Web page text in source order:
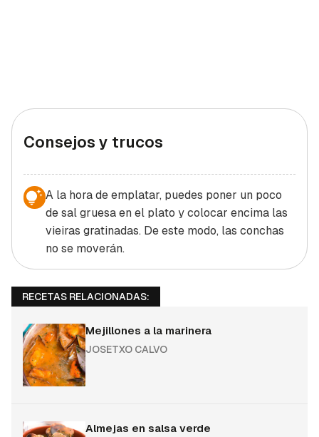
Consejos y trucos
A la hora de emplatar, puedes poner un poco
de sal gruesa en el plato y colocar encima las
vieiras gratinadas. De este modo, las conchas
no se moverán.
RECETAS RELACIONADAS:
Mejillones a la marinera
JOSETXO CALVO
Almejas en salsa verde